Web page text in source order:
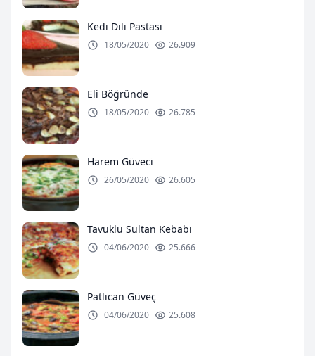
Kedi Dili Pastası
18/05/2020 26.909
Eli Böğründe
18/05/2020 26.785
Harem Güveci
26/05/2020 26.605
Tavuklu Sultan Kebabı
04/06/2020 25.666
Patlıcan Güveç
04/06/2020 25.608